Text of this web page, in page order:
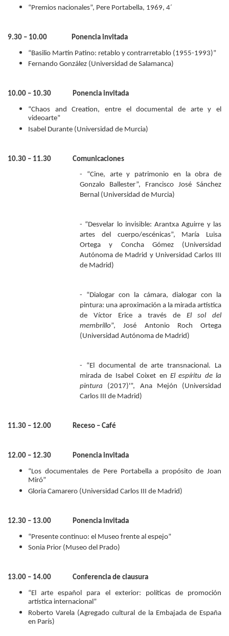
“Premios nacionales”, Pere Portabella, 1969, 4´
9.30 – 10.00 Ponencia invitada
“Basilio Martín Patino: retablo y contrarretablo (1955-1993)”
Fernando González (Universidad de Salamanca)
10.00 – 10.30 Ponencia invitada
“Chaos and Creation, entre el documental de arte y el
videoarte”
Isabel Durante (Universidad de Murcia)
10.30 – 11.30 Comunicaciones
- “Cine, arte y patrimonio en la obra de
Gonzalo Ballester”, Francisco José Sánchez
Bernal (Universidad de Murcia)
- “Desvelar lo invisible: Arantxa Aguirre y las
artes del cuerpo/escénicas”, María Luisa
Ortega y Concha Gómez (Universidad
Autónoma de Madrid y Universidad Carlos III
de Madrid)
- “Dialogar con la cámara, dialogar con la
pintura: una aproximación a la mirada artística
de Víctor Erice a través de El sol del
membrillo”, José Antonio Roch Ortega
(Universidad Autónoma de Madrid)
- “El documental de arte transnacional. La
mirada de Isabel Coixet en El espíritu de la
pintura (2017)'”, Ana Mejón (Universidad
Carlos III de Madrid)
11.30 – 12.00 Receso – Café
12.00 – 12.30 Ponencia invitada
“Los documentales de Pere Portabella a propósito de Joan
Miró”
Gloria Camarero (Universidad Carlos III de Madrid)
12.30 – 13.00 Ponencia invitada
“Presente continuo: el Museo frente al espejo”
Sonia Prior (Museo del Prado)
13.00 – 14.00 Conferencia de clausura
“El arte español para el exterior: políticas de promoción
artística internacional”
Roberto Varela (Agregado cultural de la Embajada de España
en París)